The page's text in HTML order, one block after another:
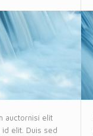
auctornisi elit
elit. Duis sed